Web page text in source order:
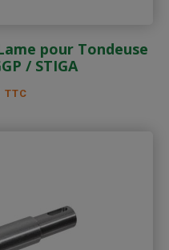
pour Tondeuse
/ STIGA
TTC